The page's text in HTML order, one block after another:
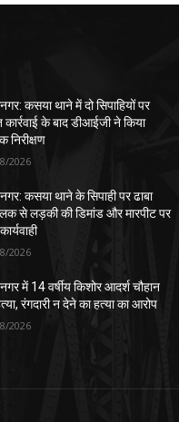
कसया थाने में दो सिपाहियों पर
के बाद डीआईजी ने किया
2026
कसया थाने के सिपाही पर ढाबा
से लड़की की डिमांड और मारपीट पर
2026
में 14 वर्षीय किशोर आदर्श चौहान
रंगदारी न देने का हत्या का आरोप
2026